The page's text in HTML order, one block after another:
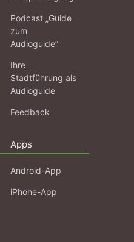
Podcast „Guide
zum
Audioguide“
Ihre
Stadtführung als
Audioguide
Feedback
Apps
Android-App
iPhone-App